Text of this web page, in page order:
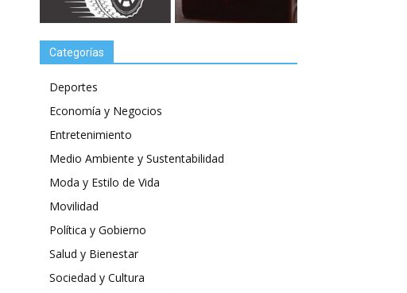
Categorías
Deportes
Economía y Negocios
Entretenimiento
Medio Ambiente y Sustentabilidad
Moda y Estilo de Vida
Movilidad
Política y Gobierno
Salud y Bienestar
Sociedad y Cultura